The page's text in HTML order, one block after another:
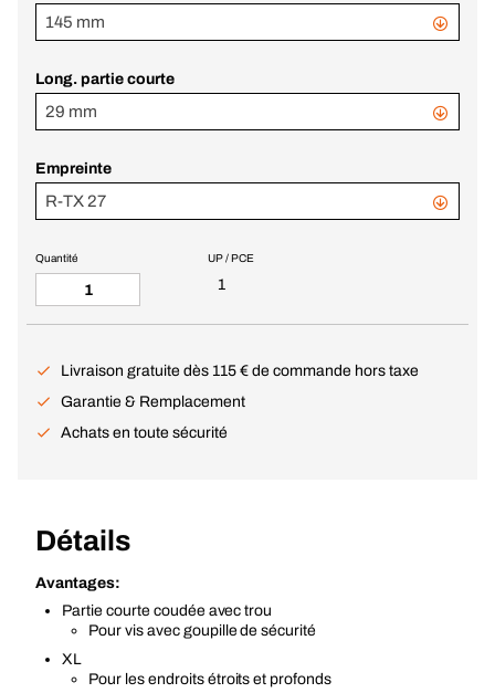
145 mm
Long. partie courte
29 mm
Empreinte
R-TX 27
UP / PCE
1
Quantité
Livraison gratuite dès 115 € de commande hors taxe
Garantie & Remplacement
Achats en toute sécurité
Détails
Avantages:
Partie courte coudée avec trou
Pour vis avec goupille de sécurité
XL
Pour les endroits étroits et profonds